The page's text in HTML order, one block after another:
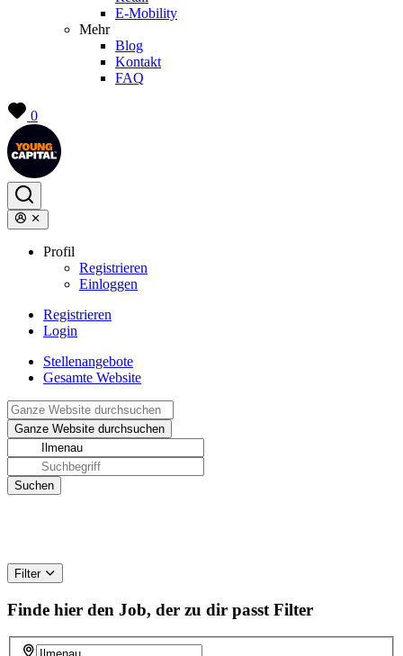
E-Mobility
Mehr
Blog
Kontakt
FAQ
0
Profil
Registrieren
Einloggen
Registrieren
Login
Stellenangebote
Gesamte Website
Filter
Finde hier den Job, der zu dir passt Filter